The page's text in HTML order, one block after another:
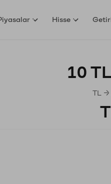
Hisse
10
TL →